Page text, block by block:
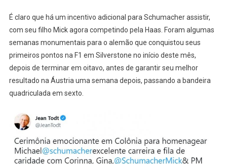
É claro que há um incentivo adicional para Schumacher assistir,
com seu filho Mick agora competindo pela Haas. Foram algumas
semanas monumentais para o alemão que conquistou seus
primeiros pontos na F1 em Silverstone no início deste mês,
depois de terminar em oitavo, antes de garantir seu melhor
resultado na Áustria uma semana depois, passando a bandeira
quadriculada em sexto.